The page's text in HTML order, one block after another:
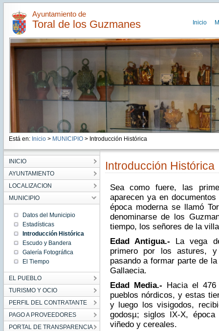
Ayuntamiento de
Toral de los Guzmanes Inicio
Está en: Inicio > MUNICIPIO> Introducción Histórica
INICIO
AYUNTAMIENTO
LOCALIZACION
MUNICIPIO
Datos del Municipio
Estadísticas
Introducción Histórica
Escudo y Bandera
Galería Fotográfica
El Tiempo
EL PUEBLO
TURISMO Y OCIO
PERFIL DEL CONTRATANTE
PAGO A PROVEEDORES
PORTAL DE TRANSPARENCIA
Introducción Histórica
Sea como fuere, las
aparecen ya en
época moderna se llamó
denominarse de los
tiempo, los señores de la
Edad Antigua.- La vega
primero por los astures, y
pasando a formar parte de
Gallaecia.
Edad Media.- Hacia el
pueblos nórdicos, y estas
y luego los visigodos,
godosµ; siglos IX-X,
viñedo y cereales.